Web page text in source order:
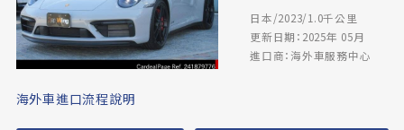
日本/2023/1.0千公里
更新日期：2025年 05月
進口商：海外車服務中心
海外車進口流程說明